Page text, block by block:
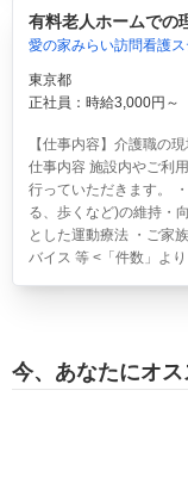
有料老人ホームでの
愛の家みらい訪問看護
東京都
正社員：時給3,000円～
【仕事内容】介護職の
仕事内容 施設内やご利
行っていただきます。
る、歩くなど)の維持・
とした運動療法 ・ご家
バイス 等 <「件数」よ
今、あなたにオス